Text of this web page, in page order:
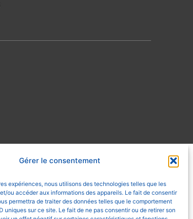
Gérer le consentement
expériences, nous utilisons des technologies telles que les
ou accéder aux informations des appareils. Le fait de consentir
permettra de traiter des données telles que le comportement
uniques sur ce site. Le fait de ne pas consentir ou de retirer son